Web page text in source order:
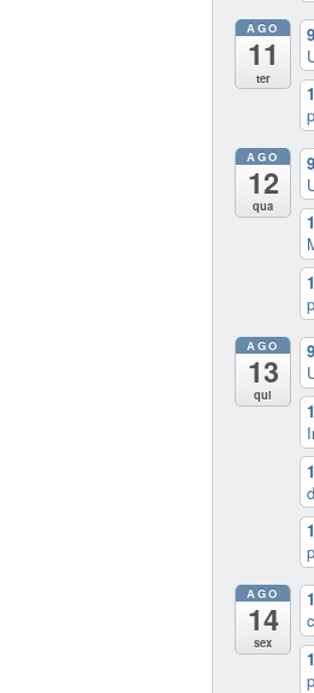
AGO
11
ter
AGO
12
qua
AGO
13
qui
AGO
14
sex